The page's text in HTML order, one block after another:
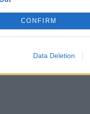
CONFIRM
Data Deletion